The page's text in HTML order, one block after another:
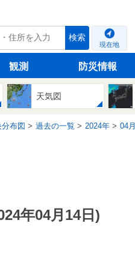
検索
現在地
観測 防災情報
天気図
分布図 過去の一覧 2024年 04月
年04月14日)